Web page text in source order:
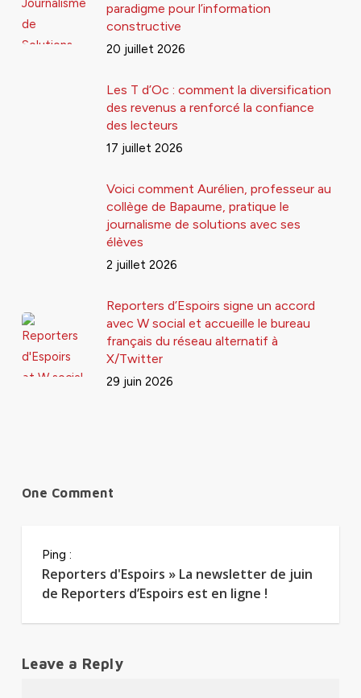
paradigme pour l’information
constructive
20 juillet 2026
Les T d’Oc : comment la diversification
des revenus a renforcé la confiance
des lecteurs
17 juillet 2026
Voici comment Aurélien, professeur au
collège de Bapaume, pratique le
journalisme de solutions avec ses
élèves
2 juillet 2026
Reporters d’Espoirs signe un accord
avec W social et accueille le bureau
français du réseau alternatif à
X/Twitter
29 juin 2026
One Comment
Ping :
Reporters d'Espoirs » La newsletter de juin
de Reporters d’Espoirs est en ligne !
Leave a Reply